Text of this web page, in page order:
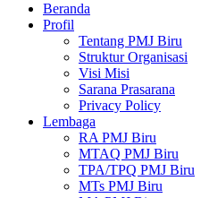
Beranda
Profil
Tentang PMJ Biru
Struktur Organisasi
Visi Misi
Sarana Prasarana
Privacy Policy
Lembaga
RA PMJ Biru
MTAQ PMJ Biru
TPA/TPQ PMJ Biru
MTs PMJ Biru